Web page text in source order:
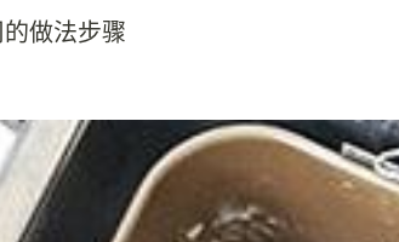
做法步骤